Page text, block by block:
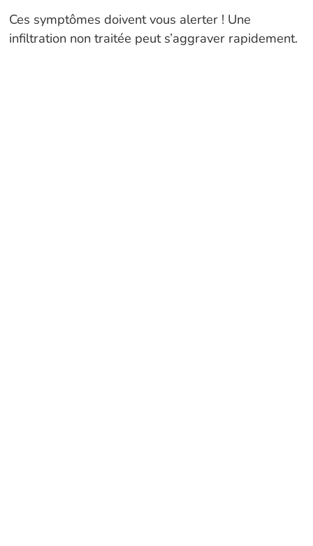
Ces symptômes doivent vous alerter ! Une
infiltration non traitée peut s’aggraver rapidement.